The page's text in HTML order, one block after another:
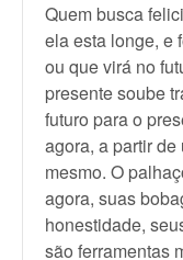
Quem busca
ela esta longe, e
ou que virá no
presente soube
futuro para o
agora, a partir
mesmo. O
agora, suas
honestidade,
são ferramentas